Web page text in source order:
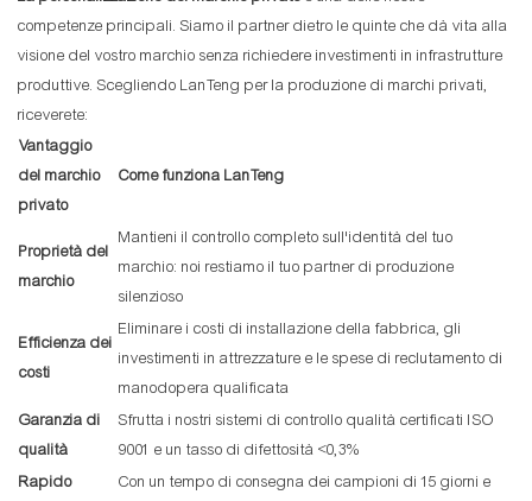
competenze principali. Siamo il partner dietro le quinte che dà vita alla
visione del vostro marchio senza richiedere investimenti in infrastrutture
produttive. Scegliendo LanTeng per la produzione di marchi privati,
riceverete:
Vantaggio
del marchio
privato
Come funziona LanTeng
Proprietà del
marchio
Mantieni il controllo completo sull'identità del tuo
marchio: noi restiamo il tuo partner di produzione
silenzioso
Efficienza dei
costi
Eliminare i costi di installazione della fabbrica, gli
investimenti in attrezzature e le spese di reclutamento di
manodopera qualificata
Garanzia di
qualità
Sfrutta i nostri sistemi di controllo qualità certificati ISO
9001 e un tasso di difettosità <0,3%
Rapido
Con un tempo di consegna dei campioni di 15 giorni e